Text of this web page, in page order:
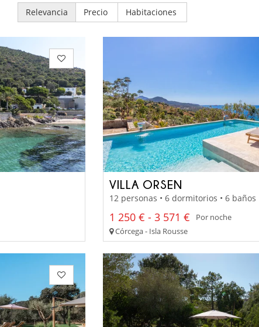
Relevancia Precio Habitaciones
VILLA ORSEN
12 personas • 6 dormitorios • 6 baños
1 250 € - 3 571 €
Por noche
Córcega - Isla Rousse